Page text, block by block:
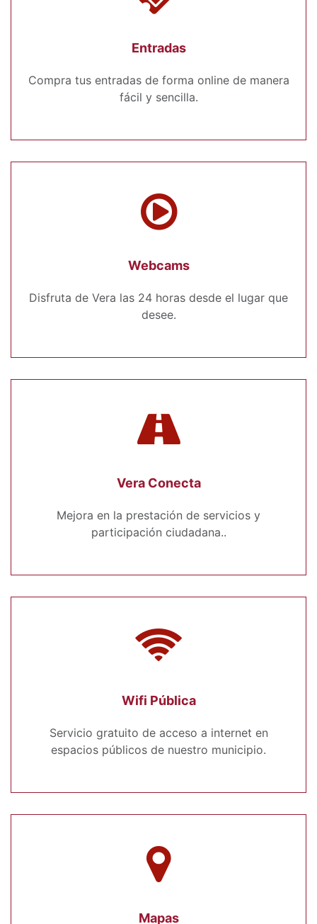
Entradas
Compra tus entradas de forma online de manera
fácil y sencilla.
Webcams
Disfruta de Vera las 24 horas desde el lugar que
desee.
Vera Conecta
Mejora en la prestación de servicios y
participación ciudadana..
Wifi Pública
Servicio gratuito de acceso a internet en
espacios públicos de nuestro municipio.
Mapas